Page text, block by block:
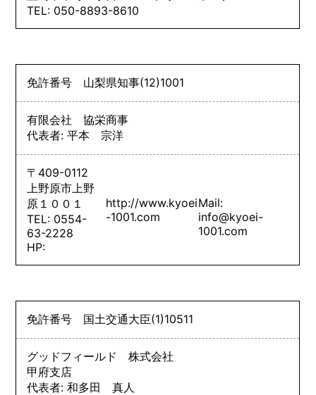
TEL: 050-8893-8610
免許番号 山梨県知事(12)1001
有限会社 協栄商事
代表者: 平本 宗洋
〒409-0112
上野原市上野
原１００１
TEL: 0554-
63-2228
HP:
http://www.kyoei
-1001.com
Mail:
info@kyoei-
1001.com
免許番号 国土交通大臣(1)10511
グッドフィールド 株式会社
甲府支店
代表者: 和多田 真人